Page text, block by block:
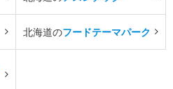
北海道のフードテーマパーク